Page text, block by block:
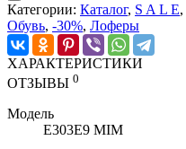
Категории: Каталог, S A L E,
Обувь, -30%, Лоферы
ХАРАКТЕРИСТИКИ
ОТЗЫВЫ 0
Модель
E303E9 MIM